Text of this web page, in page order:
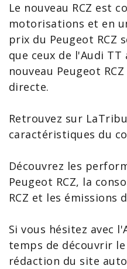
Le nouveau RCZ est
motorisations et en
prix du Peugeot RCZ
que ceux de l'Audi TT
nouveau Peugeot RCZ
directe.
Retrouvez sur
caractéristiques du
Découvrez les
Peugeot RCZ, la
RCZ et les émissions
Si vous hésitez avec
temps de découvrir le
rédaction du site